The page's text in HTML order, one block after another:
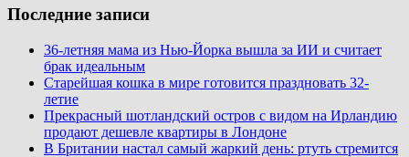
Последние записи
36-летняя мама из Нью-Йорка вышла за ИИ и считает
брак идеальным
Старейшая кошка в мире готовится праздновать 32-
летие
Прекрасный шотландский остров с видом на Ирландию
продают дешевле квартиры в Лондоне
В Британии настал самый жаркий день: ртуть стремится